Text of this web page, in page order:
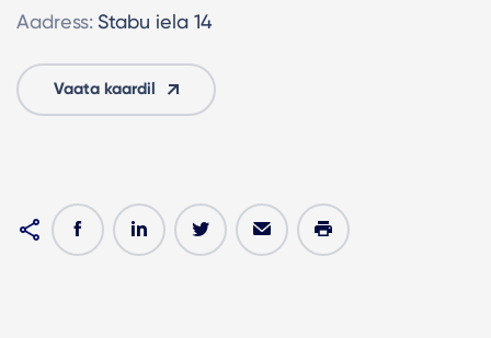
Aadress: Stabu iela 14
Vaata kaardil